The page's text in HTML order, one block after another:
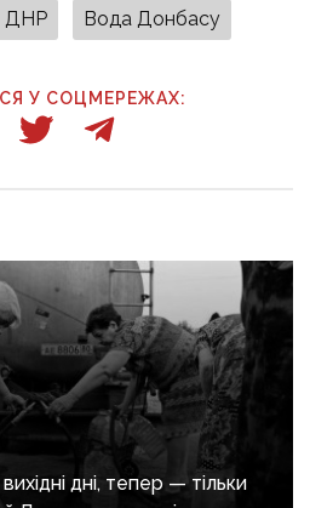
ДНР Вода Донбасу
У СОЦМЕРЕЖАХ:
дні, тепер — тільки